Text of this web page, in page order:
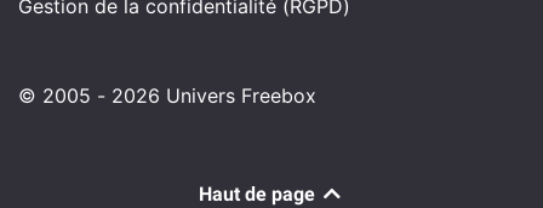
Gestion de la confidentialité (RGPD)
© 2005 - 2026 Univers Freebox
Haut de page